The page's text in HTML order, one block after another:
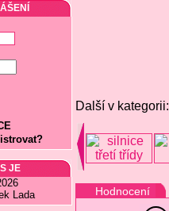
JE
Lada
Další v kategorii:
Hodnocení